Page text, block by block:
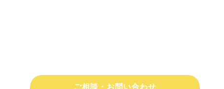
ご相談・お問い合わせ